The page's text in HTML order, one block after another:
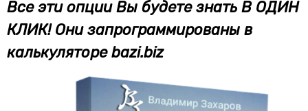
Все эти опции Вы будете знать В ОДИН
КЛИК! Они запрограммированы в
калькуляторе bazi.biz